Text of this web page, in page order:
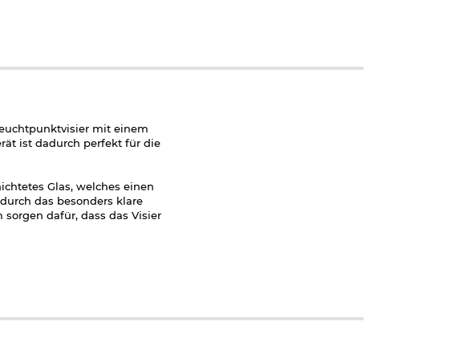
mit einem
ist dadurch perfekt für die
Glas, welches einen
das besonders klare
dafür, dass das Visier
Halterung für 20 - 22 mm